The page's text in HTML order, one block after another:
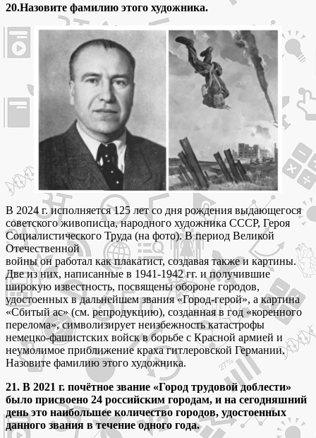
20.Назовите фамилию этого художника.
В 2024 г. исполняется 125 лет со дня рождения выдающегося
советского живописца, народного художника СССР, Героя
Социалистического Труда (на фото). В период Великой
Отечественной
войны он работал как плакатист, создавая также и картины.
Две из них, написанные в 1941-1942 гг. и получившие
широкую известность, посвящены обороне городов,
удостоенных в дальнейшем звания «Город-герой», а картина
«Сбитый ас» (см. репродукцию), созданная в год «коренного
перелома», символизирует неизбежность катастрофы
немецко-фашистских войск в борьбе с Красной армией и
неумолимое приближение краха гитлеровской Германии.
Назовите фамилию этого художника.
21. В 2021 г. почётное звание «Город трудовой доблести»
было присвоено 24 российским городам, и на сегодняшний
день это наибольшее количество городов, удостоенных
данного звания в течение одного года.